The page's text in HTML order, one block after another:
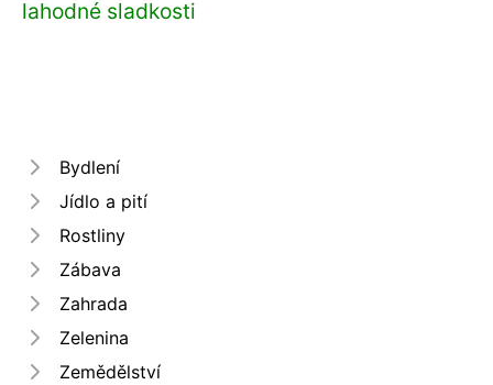
lahodné sladkosti
Bydlení
Jídlo a pití
Rostliny
Zábava
Zahrada
Zelenina
Zemědělství